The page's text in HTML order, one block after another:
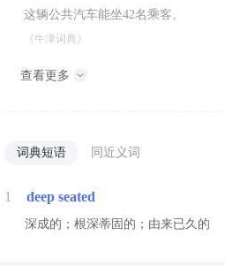
这辆公共汽车能坐42名乘客。
《牛津词典》
查看更多
词典短语 同近义词
1 deep seated
深成的；根深蒂固的；由来已久的